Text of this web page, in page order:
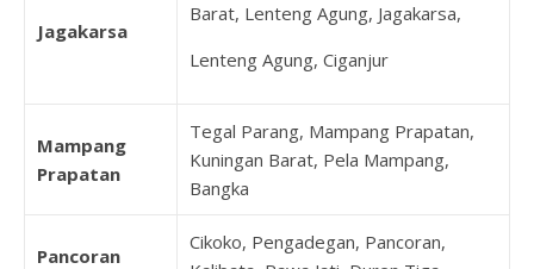
Jagakarsa
Barat, Lenteng Agung, Jagakarsa,
Lenteng Agung, Ciganjur
Mampang
Prapatan
Tegal Parang, Mampang Prapatan,
Kuningan Barat, Pela Mampang,
Bangka
Pancoran
Cikoko, Pengadegan, Pancoran,